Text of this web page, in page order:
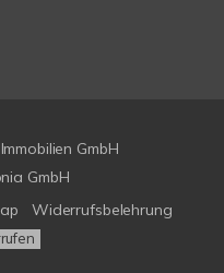
GmbH
GmbH
Widerrufsbelehrung